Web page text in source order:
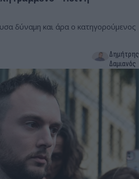
δύναμη και άρα ο κατηγορούμενος
Δημήτρης
Δαμιανός